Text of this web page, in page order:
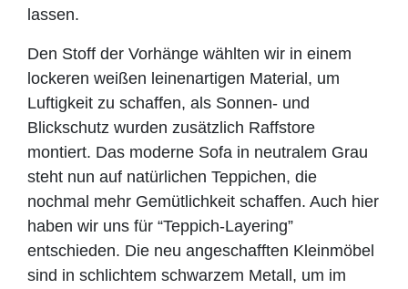
lassen.
Den Stoff der Vorhänge wählten wir in einem
lockeren weißen leinenartigen Material, um
Luftigkeit zu schaffen, als Sonnen- und
Blickschutz wurden zusätzlich Raffstore
montiert. Das moderne Sofa in neutralem Grau
steht nun auf natürlichen Teppichen, die
nochmal mehr Gemütlichkeit schaffen. Auch hier
haben wir uns für “Teppich-Layering”
entschieden. Die neu angeschafften Kleinmöbel
sind in schlichtem schwarzem Metall, um im